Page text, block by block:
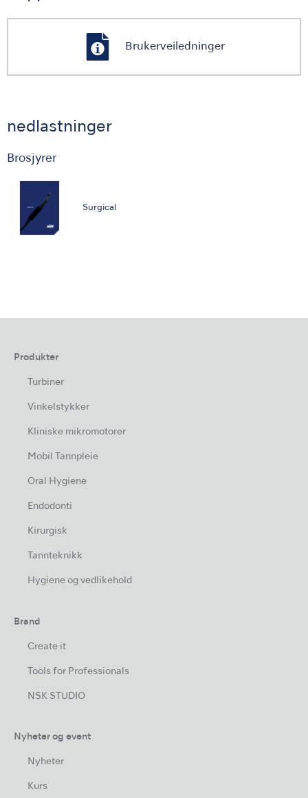
Brukerveiledninger
nedlastninger
Brosjyrer
Surgical
Produkter
Turbiner
Vinkelstykker
Kliniske mikromotorer
Mobil Tannpleie
Oral Hygiene
Endodonti
Kirurgisk
Tannteknikk
Hygiene og vedlikehold
Brand
Create it
Tools for Professionals
NSK STUDIO
Nyheter og event
Nyheter
Kurs